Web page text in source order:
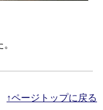
↑ページトップに戻る